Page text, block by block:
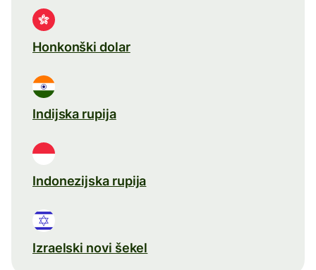
Honkonški dolar
Indijska rupija
Indonezijska rupija
Izraelski novi šekel